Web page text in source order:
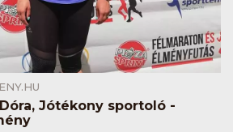
Jótékony sportoló -